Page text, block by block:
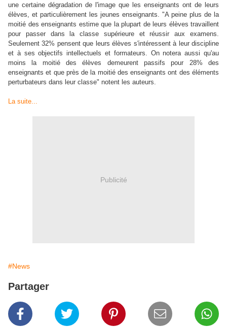
une certaine dégradation de l'image que les enseignants ont de leurs
élèves, et particulièrement les jeunes enseignants. "A peine plus de la
moitié des enseignants estime que la plupart de leurs élèves travaillent
pour passer dans la classe supérieure et réussir aux examens.
Seulement 32% pensent que leurs élèves s'intéressent à leur discipline
et à ses objectifs intellectuels et formateurs. On notera aussi qu'au
moins la moitié des élèves demeurent passifs pour 28% des
enseignants et que près de la moitié des enseignants ont des éléments
perturbateurs dans leur classe" notent les auteurs.
La suite...
Publicité
#News
Partager